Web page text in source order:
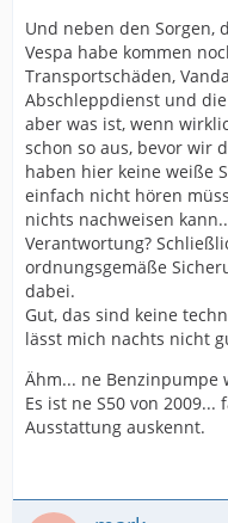
Und neben den Sorgen,
Vespa habe kommen
Transportschäden,
Abschleppdienst und
aber was ist, wenn
schon so aus, bevor wir
haben hier keine weiße
einfach nicht hören
nichts nachweisen
Verantwortung?
ordnungsgemäße
dabei.
Gut, das sind keine
lässt mich nachts nicht
Ähm... ne
Es ist ne S50 von
Ausstattung auskennt.